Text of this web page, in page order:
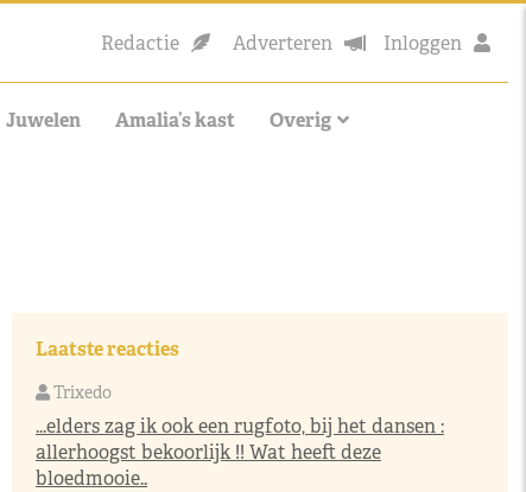
Redactie Adverteren Inloggen
Juwelen Amalia’s kast Overig
Laatste reacties
Trixedo
...elders zag ik ook een rugfoto, bij het dansen :
allerhoogst bekoorlijk !! Wat heeft deze
bloedmooie..